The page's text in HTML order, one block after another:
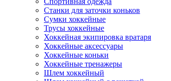
Станки для заточки коньков
Сумки хоккейные
Трусы хоккейные
Хоккейная экипировка вратаря
Хоккейные аксессуары
Хоккейные коньки
Хоккейные тренажеры
Шлем хоккейный